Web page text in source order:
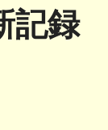
記録